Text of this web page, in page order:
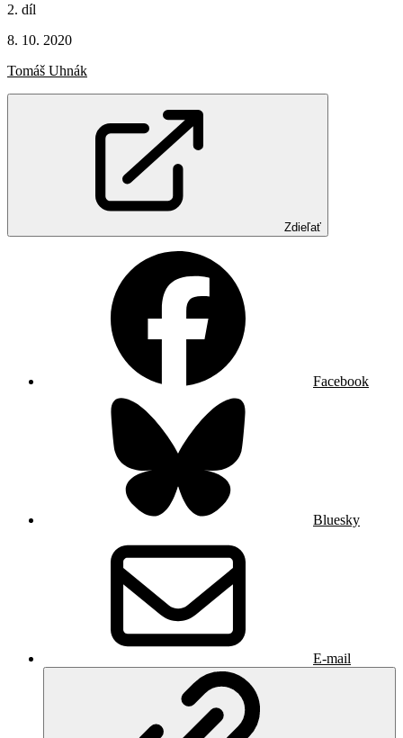
2. díl
8. 10. 2020
Tomáš Uhnák
Zdieľať
Facebook
Bluesky
E-mail